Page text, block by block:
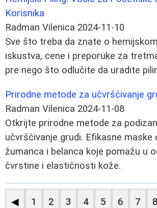
Korisnika
Radman Vilenica 2024-11-10
Sve što treba da znate o
iskustva, cene i preporuke za
pre nego što odlučite da uradite
Prirodne metode za učvršćivanje
Radman Vilenica 2024-11-08
Otkrijte prirodne metode za
učvršćivanje grudi. Efikasne maske
žumanca i belanca koje pomažu u
čvrstine i elastičnosti kože.
◀ 1 2 3 4 5 6 7 8